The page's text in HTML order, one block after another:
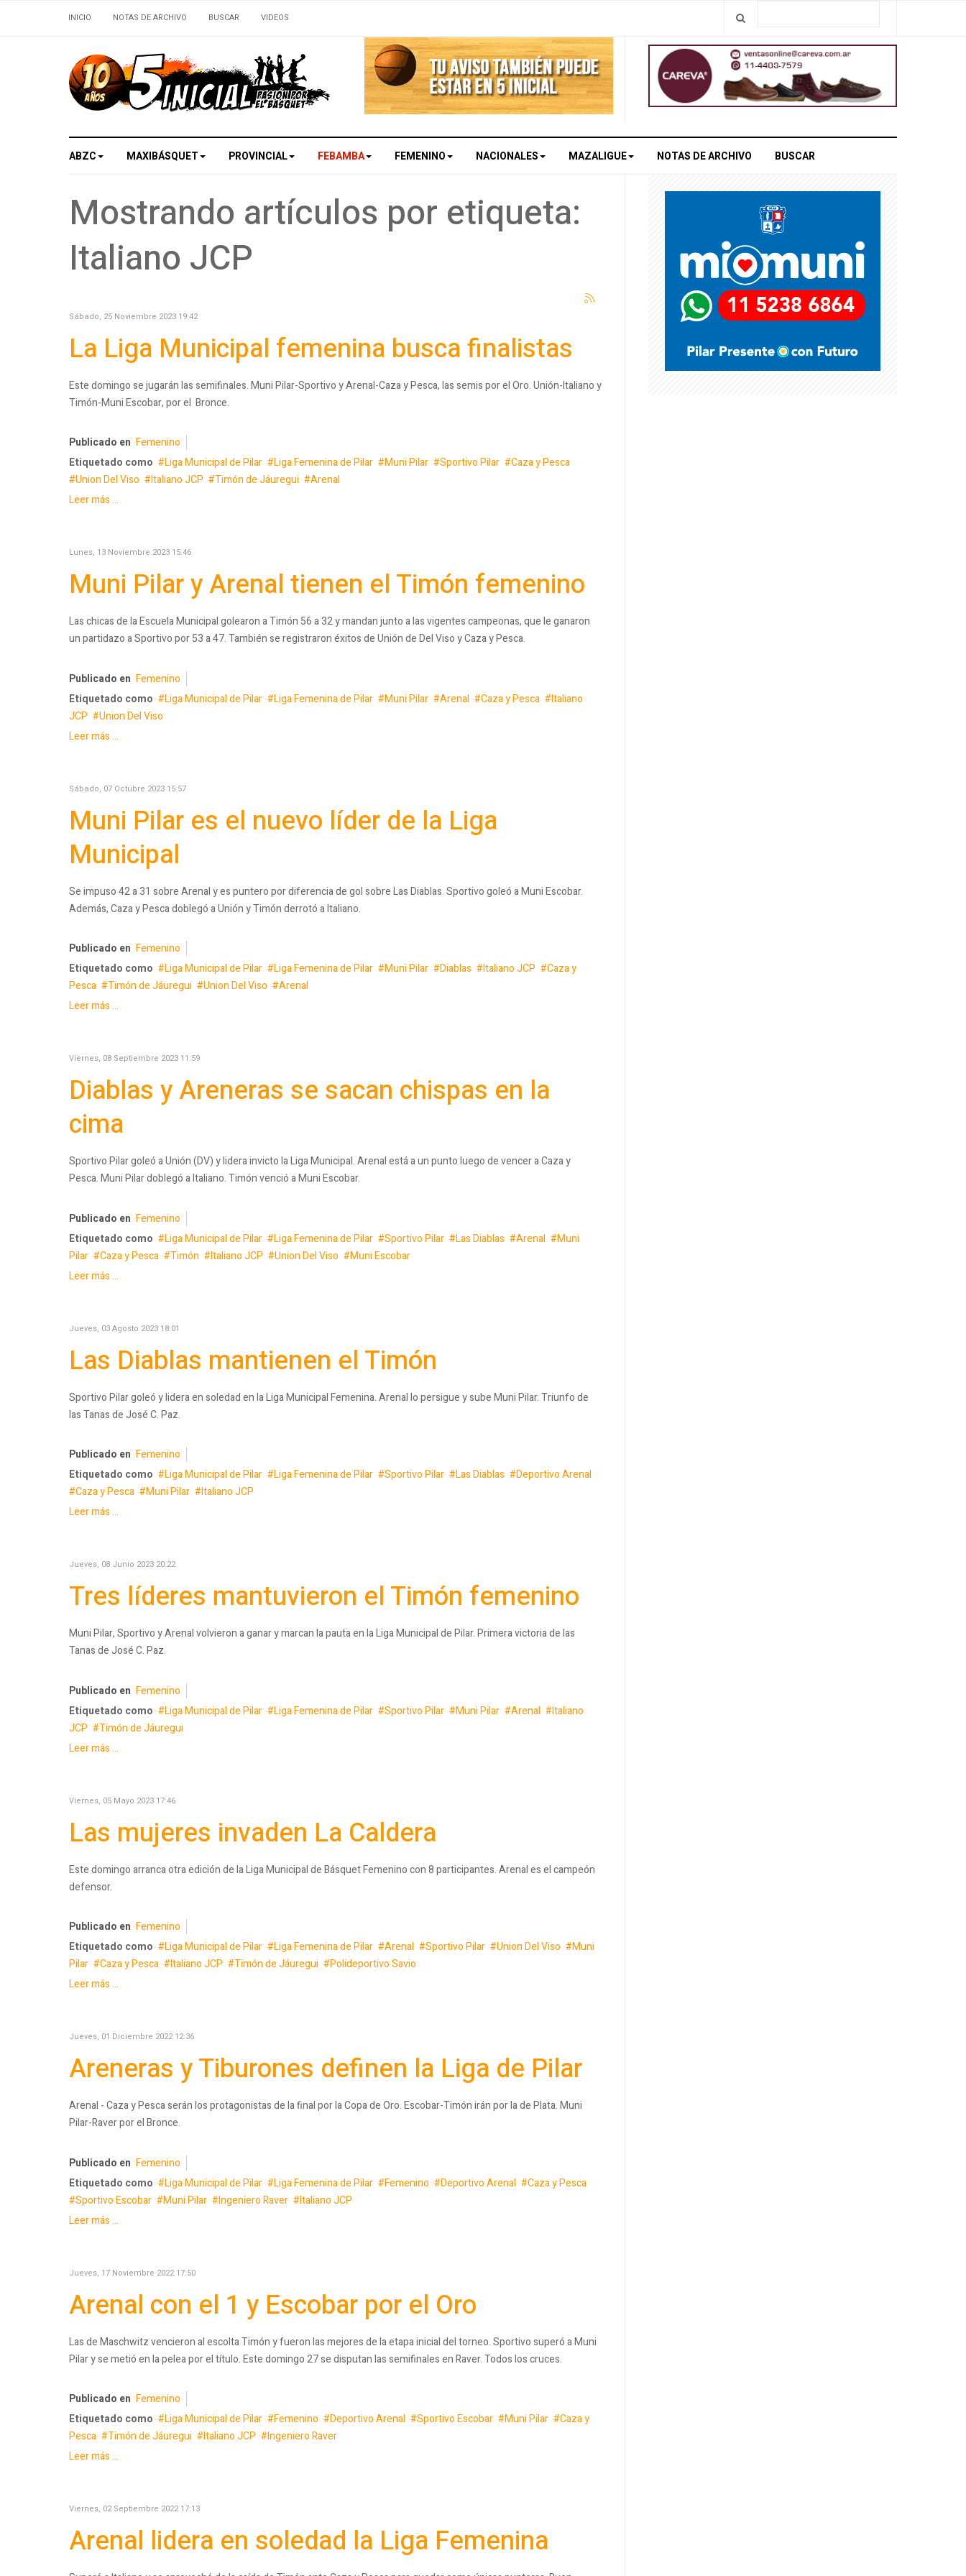
INICIO NOTAS DE ARCHIVO BUSCAR VIDEOS
ABZC MAXIBÁSQUET PROVINCIAL FEBAMBA FEMENINO NACIONALES MAZALIGUE NOTAS DE ARCHIVO BUSCAR
Mostrando artículos por etiqueta:
Italiano JCP
Sábado, 25 Noviembre 2023 19:42
La Liga Municipal femenina busca finalistas
Este domingo se jugarán las semifinales. Muni Pilar-Sportivo y Arenal-Caza y Pesca, las semis por el Oro. Unión-Italiano y
Timón-Muni Escobar, por el Bronce.
Publicado en Femenino
Etiquetado como
Liga Municipal de Pilar Liga Femenina de Pilar Muni Pilar Sportivo Pilar
Caza y Pesca
Union Del Viso
Italiano JCP Timón de Jáuregui
Arenal
Leer más ...
Lunes, 13 Noviembre 2023 15:46
Muni Pilar y Arenal tienen el Timón femenino
Las chicas de la Escuela Municipal golearon a Timón 56 a 32 y mandan junto a las vigentes campeonas, que le ganaron
un partidazo a Sportivo por 53 a 47. También se registraron éxitos de Unión de Del Viso y Caza y Pesca.
Publicado en Femenino
Etiquetado como
Liga Municipal de Pilar Liga Femenina de Pilar Muni Pilar Arenal Caza y Pesca
Italiano
JCP
Union Del Viso
Leer más ...
Sábado, 07 Octubre 2023 15:57
Muni Pilar es el nuevo líder de la Liga
Municipal
Se impuso 42 a 31 sobre Arenal y es puntero por diferencia de gol sobre Las Diablas. Sportivo goleó a Muni Escobar.
Además, Caza y Pesca doblegó a Unión y Timón derrotó a Italiano.
Publicado en Femenino
Etiquetado como
Liga Municipal de Pilar Liga Femenina de Pilar Muni Pilar Diablas Italiano JCP
Caza y
Pesca
Timón de Jáuregui Union Del Viso
Arenal
Leer más ...
Viernes, 08 Septiembre 2023 11:59
Diablas y Areneras se sacan chispas en la
cima
Sportivo Pilar goleó a Unión (DV) y lidera invicto la Liga Municipal. Arenal está a un punto luego de vencer a Caza y
Pesca. Muni Pilar doblegó a Italiano. Timón venció a Muni Escobar.
Publicado en Femenino
Etiquetado como
Liga Municipal de Pilar Liga Femenina de Pilar Sportivo Pilar Las Diablas Arenal
Muni
Pilar
Caza y Pesca Timón Italiano JCP Union Del Viso
Muni Escobar
Leer más ...
Jueves, 03 Agosto 2023 18:01
Las Diablas mantienen el Timón
Sportivo Pilar goleó y lidera en soledad en la Liga Municipal Femenina. Arenal lo persigue y sube Muni Pilar. Triunfo de
las Tanas de José C. Paz.
Publicado en Femenino
Etiquetado como
Liga Municipal de Pilar Liga Femenina de Pilar Sportivo Pilar Las Diablas
Deportivo Arenal
Caza y Pesca
Muni Pilar
Italiano JCP
Leer más ...
Jueves, 08 Junio 2023 20:22
Tres líderes mantuvieron el Timón femenino
Muni Pilar, Sportivo y Arenal volvieron a ganar y marcan la pauta en la Liga Municipal de Pilar. Primera victoria de las
Tanas de José C. Paz.
Publicado en Femenino
Etiquetado como
Liga Municipal de Pilar Liga Femenina de Pilar Sportivo Pilar Muni Pilar Arenal
Italiano
JCP
Timón de Jáuregui
Leer más ...
Viernes, 05 Mayo 2023 17:46
Las mujeres invaden La Caldera
Este domingo arranca otra edición de la Liga Municipal de Básquet Femenino con 8 participantes. Arenal es el campeón
defensor.
Publicado en Femenino
Etiquetado como
Liga Municipal de Pilar Liga Femenina de Pilar Arenal Sportivo Pilar Union Del Viso
Muni
Pilar
Caza y Pesca Italiano JCP Timón de Jáuregui
Polideportivo Savio
Leer más ...
Jueves, 01 Diciembre 2022 12:36
Areneras y Tiburones definen la Liga de Pilar
Arenal - Caza y Pesca serán los protagonistas de la final por la Copa de Oro. Escobar-Timón irán por la de Plata. Muni
Pilar-Raver por el Bronce.
Publicado en Femenino
Etiquetado como
Liga Municipal de Pilar Liga Femenina de Pilar Femenino Deportivo Arenal
Caza y Pesca
Sportivo Escobar
Muni Pilar Ingeniero Raver
Italiano JCP
Leer más ...
Jueves, 17 Noviembre 2022 17:50
Arenal con el 1 y Escobar por el Oro
Las de Maschwitz vencieron al escolta Timón y fueron las mejores de la etapa inicial del torneo. Sportivo superó a Muni
Pilar y se metió en la pelea por el título. Este domingo 27 se disputan las semifinales en Raver. Todos los cruces.
Publicado en Femenino
Etiquetado como
Liga Municipal de Pilar Femenino Deportivo Arenal Sportivo Escobar Muni Pilar
Caza y
Pesca
Timón de Jáuregui Italiano JCP
Ingeniero Raver
Leer más ...
Viernes, 02 Septiembre 2022 17:13
Arenal lidera en soledad la Liga Femenina